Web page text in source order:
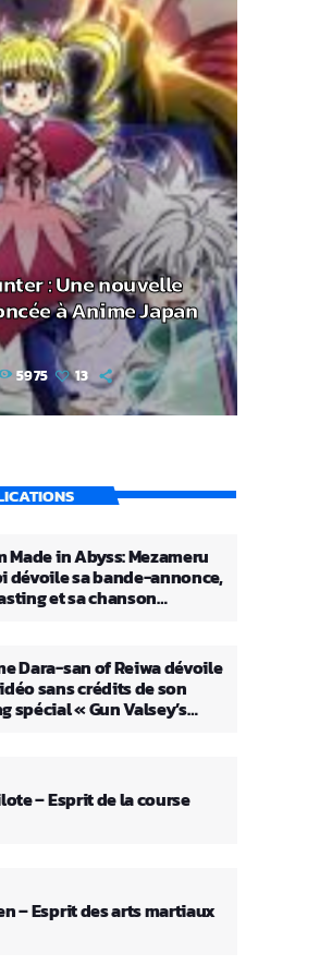
: Une nouvelle
à Anime Japan
5975 13
Made in Abyss: Mezameru
dévoile sa bande-annonce,
et sa chanson
Dara-san of Reiwa dévoile
sans crédits de son
spécial « Gun Valsey’s
– Esprit de la course
– Esprit des arts martiaux